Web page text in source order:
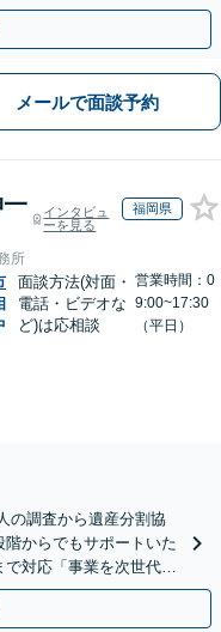
メールで面談予約
インタビュ
ーを見る
福岡県
所
面談方法(対面・
電話・ビデオな
ど)は応相談
営業時間：0
9:00~17:30
（平日）
の調査から遺産分割協
からでもサポートいた
対応「事業を次世代に
個室相談】